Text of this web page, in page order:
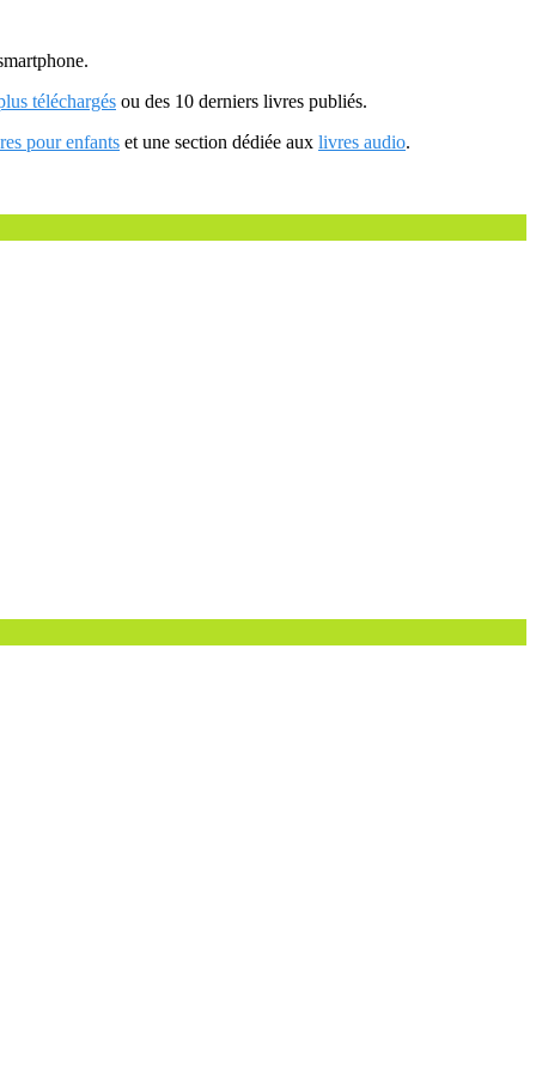
téléchargés ou des 10 derniers livres publiés.
pour enfants et une section dédiée aux livres audio.